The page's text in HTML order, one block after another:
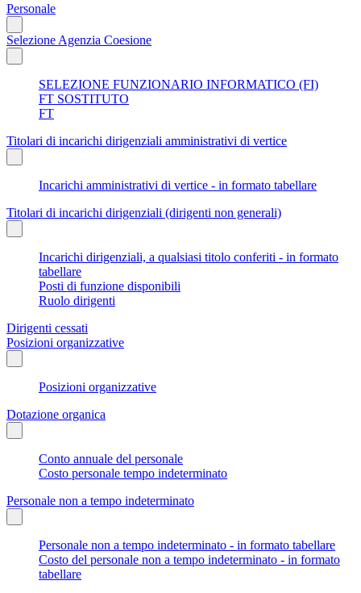
Personale
Selezione Agenzia Coesione
SELEZIONE FUNZIONARIO INFORMATICO (FI)
FT SOSTITUTO
FT
Titolari di incarichi dirigenziali amministrativi di vertice
Incarichi amministrativi di vertice - in formato tabellare
Titolari di incarichi dirigenziali (dirigenti non generali)
Incarichi dirigenziali, a qualsiasi titolo conferiti - in formato
tabellare
Posti di funzione disponibili
Ruolo dirigenti
Dirigenti cessati
Posizioni organizzative
Posizioni organizzative
Dotazione organica
Conto annuale del personale
Costo personale tempo indeterminato
Personale non a tempo indeterminato
Personale non a tempo indeterminato - in formato tabellare
Costo del personale non a tempo indeterminato - in formato
tabellare